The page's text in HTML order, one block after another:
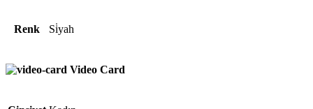
Renk Si̇yah
Video Card